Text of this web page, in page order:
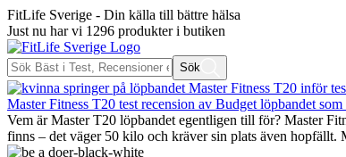
FitLife Sverige - Din källa till bättre hälsa
Just nu har vi 1296 produkter i butiken
Sök
Master Fitness T20 test recension av Budget löpbandet som
Vem är Master T20 löpbandet egentligen till för? Master
finns – det väger 50 kilo och kräver sin plats även